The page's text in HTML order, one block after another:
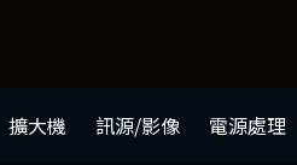
擴大機 訊源/影像 電源處理